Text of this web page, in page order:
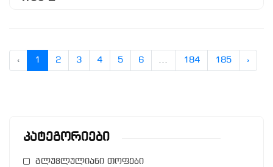
Კატეგორიები
გლუვლულიანი თოფები
‹ 1 2 3 4 5 6 ... 184 185 ›